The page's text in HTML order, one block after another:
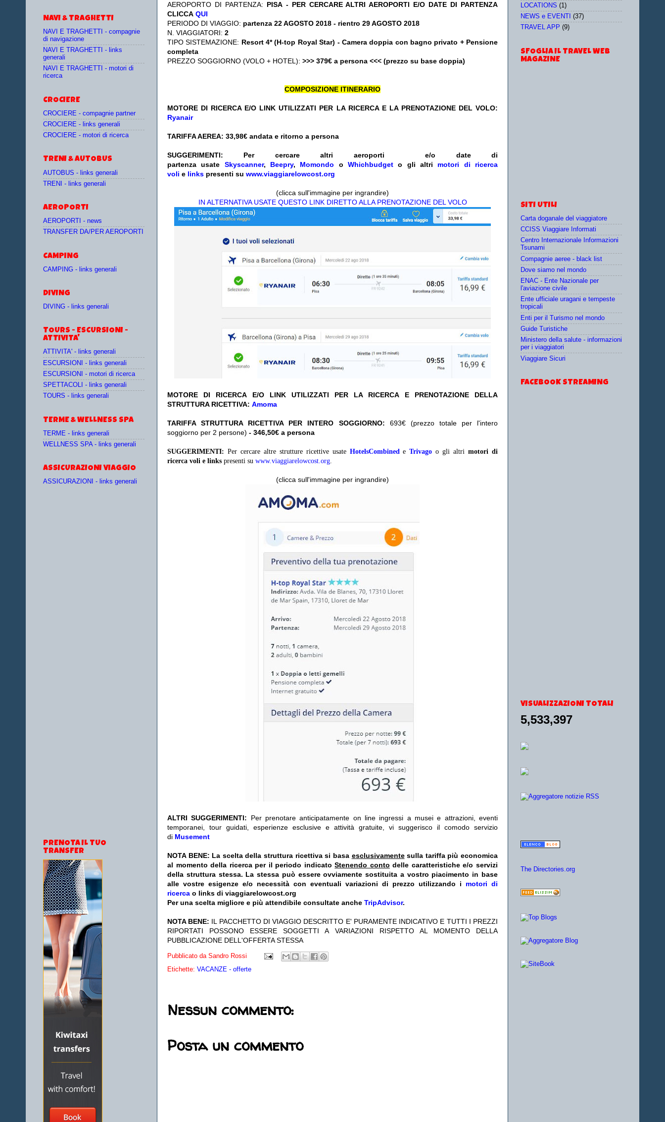
AEROPORTO DI PARTENZA: PISA - PER CERCARE ALTRI AEROPORTI E/O DATE DI PARTENZA
CLICCA QUI
PERIODO DI VIAGGIO: partenza 22 AGOSTO 2018 - rientro 29 AGOSTO 2018
N. VIAGGIATORI: 2
TIPO SISTEMAZIONE: Resort 4* (H-top Royal Star) - Camera doppia con bagno privato + Pensione
completa
PREZZO SOGGIORNO (VOLO + HOTEL): >>> 379€ a persona <<< (prezzo su base doppia)
COMPOSIZIONE ITINERARIO
MOTORE DI RICERCA E/O LINK UTILIZZATI PER LA RICERCA E LA PRENOTAZIONE DEL VOLO:
Ryanair
TARIFFA AEREA: 33,98€ andata e ritorno a persona
SUGGERIMENTI: Per cercare altri aeroporti e/o date di
partenza usate Skyscanner, Beepry, Momondo oWhichbudget o gli altri motori di ricerca
voli e links presenti su www.viaggiarelowcost.org
(clicca sull'immagine per ingrandire)
IN ALTERNATIVA USATE QUESTO LINK DIRETTO ALLA PRENOTAZIONE DEL VOLO
MOTORE DI RICERCA E/O LINK UTILIZZATI PER LA RICERCA E PRENOTAZIONE DELLA
STRUTTURA RICETTIVA: Amoma
TARIFFA STRUTTURA RICETTIVA PER INTERO SOGGIORNO: 693€ (prezzo totale per l'intero
soggiorno per 2 persone) - 346,50€ a persona
SUGGERIMENTI: Per cercare altre strutture ricettive usate HotelsCombinedeTrivago o gli altrimotori di
ricerca voli e links presenti su www.viaggiarelowcost.org.
(clicca sull'immagine per ingrandire)
ALTRI SUGGERIMENTI: Per prenotare anticipatamente on line ingressi a musei e attrazioni, eventi
temporanei, tour guidati, esperienze esclusive e attività gratuite, vi suggerisco il comodo servizio
di Musement
NOTA BENE: La scelta della struttura ricettiva si basa esclusivamentesulla tariffa più economica
al momento della ricerca per il periodo indicatoStenendo conto delle caratteristiche e/o servizi
della struttura stessa. La stessa può essere ovviamente sostituita a vostro piacimento in base
alle vostre esigenze e/o necessità con eventuali variazioni di prezzo utilizzando i motori di
ricerca o links di viaggiarelowcost.org
Per una scelta migliore e più attendibile consultate anche TripAdvisor.
NOTA BENE: IL PACCHETTO DI VIAGGIO DESCRITTO E' PURAMENTE INDICATIVO E TUTTI I PREZZI
RIPORTATI POSSONO ESSERE SOGGETTI A VARIAZIONI RISPETTO AL MOMENTO DELLA
PUBBLICAZIONE DELL'OFFERTA STESSA
Pubblicato da Sandro Rossi
Etichette: VACANZE - offerte
Nessun commento:
Posta un commento
NAVI & TRAGHETTI
NAVI E TRAGHETTI - compagnie
di navigazione
NAVI E TRAGHETTI - links
generali
NAVI E TRAGHETTI - motori di
ricerca
CROCIERE
CROCIERE - compagnie partner
CROCIERE - links generali
CROCIERE - motori di ricerca
TRENI & AUTOBUS
AUTOBUS - links generali
TRENI - links generali
AEROPORTI
AEROPORTI - news
TRANSFER DA/PER AEROPORTI
CAMPING
CAMPING - links generali
DIVING
DIVING - links generali
TOURS - ESCURSIONI -
ATTIVITA'
ATTIVITA' - links generali
ESCURSIONI - links generali
ESCURSIONI - motori di ricerca
SPETTACOLI - links generali
TOURS - links generali
TERME & WELLNESS SPA
TERME - links generali
WELLNESS SPA - links generali
ASSICURAZIONI VIAGGIO
ASSICURAZIONI - links generali
PRENOTA IL TUO
TRANSFER
LOCATIONS (1)
NEWS e EVENTI
(37)
TRAVEL APP (9)
SFOGLIA IL TRAVEL WEB
MAGAZINE
SITI UTILI
Carta doganale del viaggiatore
CCISS Viaggiare Informati
Centro Internazionale Informazioni
Tsunami
Compagnie aeree - black list
Dove siamo nel mondo
ENAC - Ente Nazionale per
l'aviazione civile
Ente ufficiale uragani e tempeste
tropicali
Enti per il Turismo nel mondo
Guide Turistiche
Ministero della salute - informazioni
per i viaggiatori
Viaggiare Sicuri
FACEBOOK STREAMING
VISUALIZZAZIONI TOTALI
5,533,397
The Directories.org